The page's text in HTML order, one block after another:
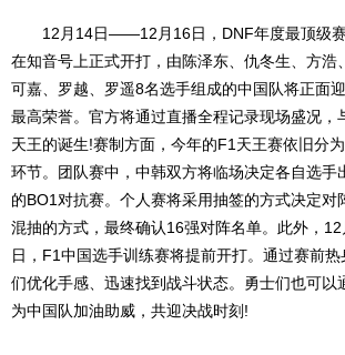
12月14日——12月16日，DNF年度最顶级
在知音号上正式开打，由陈泽东、仇冬生、方浩
可嘉、罗越、罗遥8名选手组成的中国队将正面
最高荣誉。官方将通过直播全程记录现场盛况，
天王的诞生!赛制方面，今年的F1天王赛依旧分
环节。团队赛中，中韩双方将临场决定各自选手
的BO1对抗赛。个人赛将采用抽签的方式决定对
混抽的方式，最终确认16强对阵名单。此外，
日，F1中国选手训练赛将提前开打。通过赛前
们优化手感、迅速找到战斗状态。勇士们也可以
为中国队加油助威，共迎决战时刻!